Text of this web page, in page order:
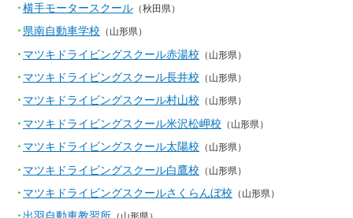
横手モータースクール （秋田県）
県南自動車学校 （山形県）
マツキドライビングスクール赤湯校 （山形県）
マツキドライビングスクール長井校 （山形県）
マツキドライビングスクール村山校 （山形県）
マツキドライビングスクール米沢松岬校 （山形県）
マツキドライビングスクール太陽校 （山形県）
マツキドライビングスクール白鷹校 （山形県）
マツキドライビングスクールさくらんぼ校 （山形県）